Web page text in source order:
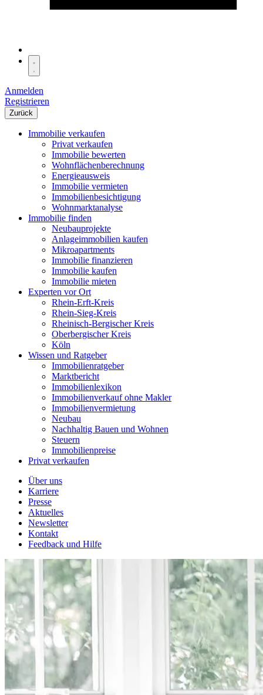
Anmelden
Registrieren
Zurück
Immobilie verkaufen
Privat verkaufen
Immobilie bewerten
Wohnflächenberechnung
Energieausweis
Immobilie vermieten
Immobilienbesichtigung
Wohnmarktanalyse
Immobilie finden
Neubauprojekte
Anlageimmobilien kaufen
Mikroapartments
Immobilie finanzieren
Immobilie kaufen
Immobilie mieten
Experten vor Ort
Rhein-Erft-Kreis
Rhein-Sieg-Kreis
Rheinisch-Bergischer Kreis
Oberbergischer Kreis
Köln
Wissen und Ratgeber
Immobilienratgeber
Marktbericht
Immobilienlexikon
Immobilienverkauf ohne Makler
Immobilienvermietung
Neubau
Nachhaltig Bauen und Wohnen
Steuern
Immobilienpreise
Privat verkaufen
Über uns
Karriere
Presse
Aktuelles
Newsletter
Kontakt
Feedback und Hilfe